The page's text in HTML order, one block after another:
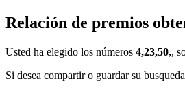
Relación de premios
Usted ha elegido los números 4,23,50,,
Si desea compartir o guardar su